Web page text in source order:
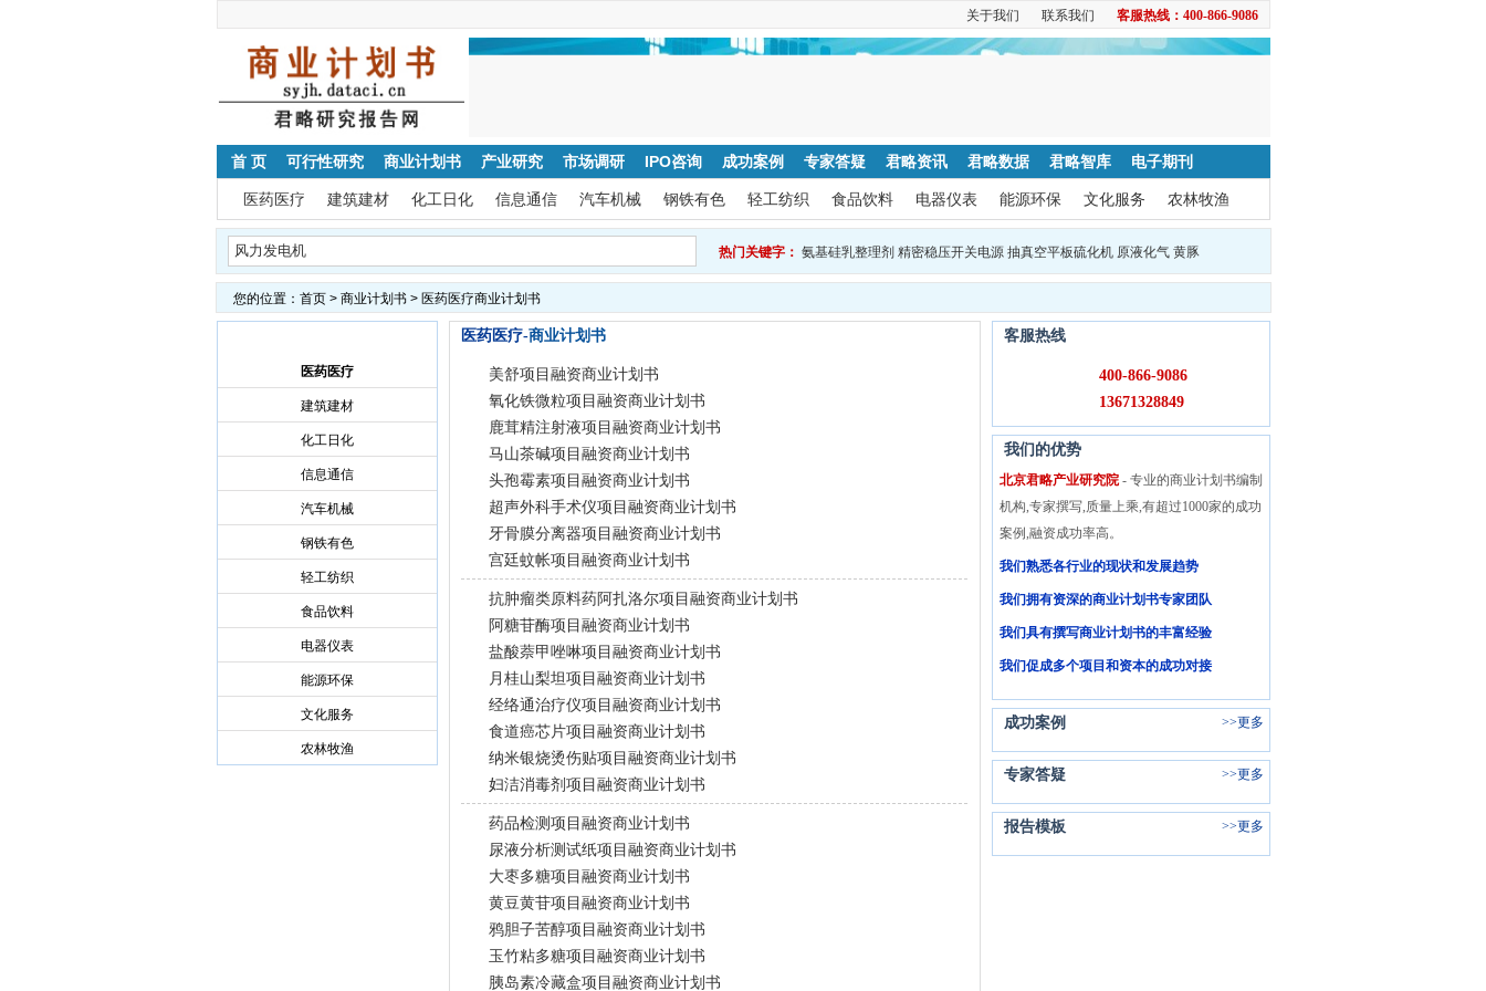
客服热线：400-866-9086
联系我们
关于我们
首 页 可行性研究 商业计划书 产业研究 市场调研 IPO咨询 成功案例 专家答疑 君略资讯 君略数据 君略智库 电子期刊
医药医疗 建筑建材 化工日化 信息通信 汽车机械 钢铁有色 轻工纺织 食品饮料 电器仪表 能源环保 文化服务 农林牧渔
热门关键字： 氨基硅乳整理剂 精密稳压开关电源 抽真空平板硫化机 原液化气 黄豚
您的位置： 首页> 商业计划书> 医药医疗商业计划书
医药医疗
建筑建材
化工日化
信息通信
汽车机械
钢铁有色
轻工纺织
食品饮料
电器仪表
能源环保
文化服务
农林牧渔
医药医疗-商业计划书
美舒项目融资商业计划书
氧化铁微粒项目融资商业计划书
鹿茸精注射液项目融资商业计划书
马山茶碱项目融资商业计划书
头孢霉素项目融资商业计划书
超声外科手术仪项目融资商业计划书
牙骨膜分离器项目融资商业计划书
宫廷蚊帐项目融资商业计划书
抗肿瘤类原料药阿扎洛尔项目融资商业计划书
阿糖苷酶项目融资商业计划书
盐酸萘甲唑啉项目融资商业计划书
月桂山梨坦项目融资商业计划书
经络通治疗仪项目融资商业计划书
食道癌芯片项目融资商业计划书
纳米银烧烫伤贴项目融资商业计划书
妇洁消毒剂项目融资商业计划书
药品检测项目融资商业计划书
尿液分析测试纸项目融资商业计划书
大枣多糖项目融资商业计划书
黄豆黄苷项目融资商业计划书
鸦胆子苦醇项目融资商业计划书
玉竹粘多糖项目融资商业计划书
胰岛素冷藏盒项目融资商业计划书
客服热线
400-866-9086
13671328849
我们的优势
北京君略产业研究院- 专业的商业计划书编制
机构,专家撰写,质量上乘,有超过1000家的成功
案例,融资成功率高。
我们熟悉各行业的现状和发展趋势
我们拥有资深的商业计划书专家团队
我们具有撰写商业计划书的丰富经验
我们促成多个项目和资本的成功对接
成功案例 >>更多
专家答疑 >>更多
报告模板 >>更多